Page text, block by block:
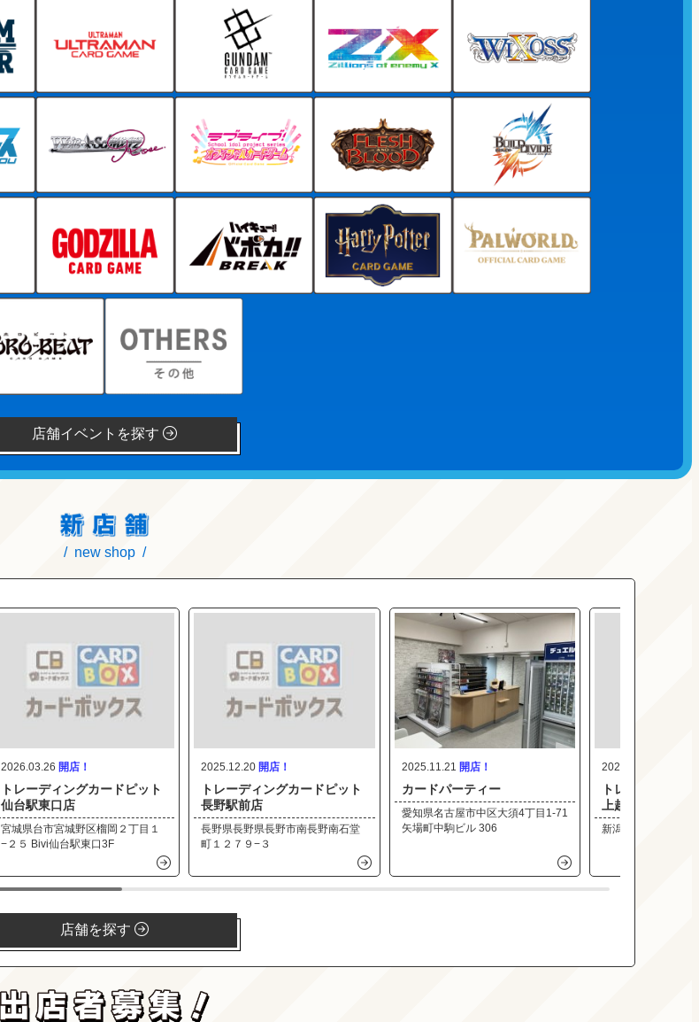
店舗イベントを探す
new shop
2026.03.26
トレーディングカードピット
仙台駅東口店
宮城県台市宮城野区榴岡２丁目１
−２５ Bivi仙台駅東口3F
2025.12.20
トレーディングカードピット
長野駅前店
長野県長野県長野市南長野南石堂
町１２７９−３
2025.11.21
カードパーティー
愛知県名古屋市中区大須4丁目1-71
矢場町中駒ビル 306
2025.11.21
トレーディング
上越インター店
新潟県上越市富岡
店舗を探す